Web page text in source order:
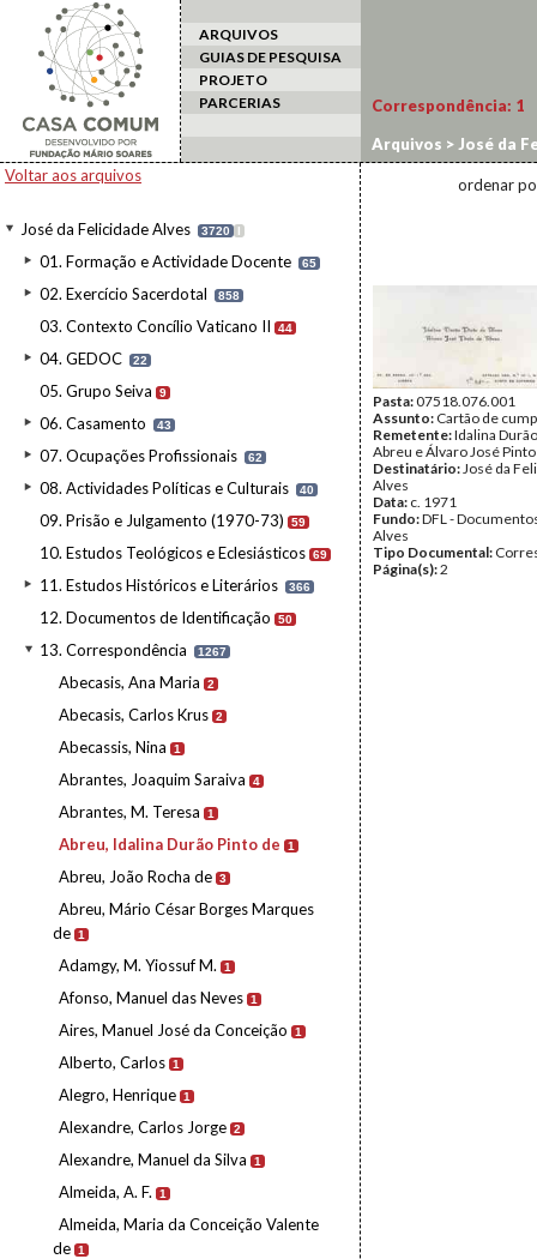
ARQUIVOS
GUIAS DE PESQUISA
PROJETO
PARCERIAS
Voltar aos arquivos
José da Felicidade Alves 3720 I
01. Formação e Actividade Docente 65
02. Exercício Sacerdotal 858
03. Contexto Concílio Vaticano II 44
04. GEDOC 22
05. Grupo Seiva 9
06. Casamento 43
07. Ocupações Profissionais 62
08. Actividades Políticas e Culturais 40
09. Prisão e Julgamento (1970-73) 59
10. Estudos Teológicos e Eclesiásticos 69
11. Estudos Históricos e Literários 366
12. Documentos de Identificação 50
13. Correspondência 1267
Abecasis, Ana Maria 2
Abecasis, Carlos Krus 2
Abecassis, Nina 1
Abrantes, Joaquim Saraiva 4
Abrantes, M. Teresa 1
Abreu, Idalina Durão Pinto de 1
Abreu, João Rocha de 3
Abreu, Mário César Borges Marques
de 1
Adamgy, M. Yiossuf M. 1
Afonso, Manuel das Neves 1
Aires, Manuel José da Conceição 1
Alberto, Carlos 1
Alegro, Henrique 1
Alexandre, Carlos Jorge 2
Alexandre, Manuel da Silva 1
Almeida, A. F. 1
Almeida, Maria da Conceição Valente
de 1
Correspondência: 1
Arquivos > José da
ordenar
Pasta:07518.076.001
Assunto: Cartão de
Remetente:Idalina
Abreu e Álvaro José
Destinatário:José da
Alves
Data: c. 1971
Fundo:DFL -
Alves
Tipo Documental:
Página(s):2